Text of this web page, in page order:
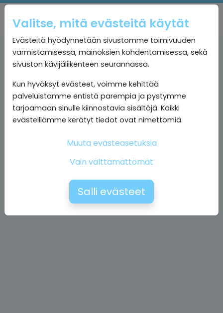
Valitse, mitä evästeitä käytät
Evästeitä hyödynnetään sivustomme toimivuuden
varmistamisessa, mainoksien kohdentamisessa, sekä
sivuston kävijäliikenteen seurannassa.
Kun hyväksyt evästeet, voimme kehittää
palveluistamme entistä parempia ja pystymme
tarjoamaan sinulle kiinnostavia sisältöjä. Kaikki
evästeillämme kerätyt tiedot ovat nimettömiä.
Muuta evästeasetuksia
Vain välttämättömät
Salli evästeet